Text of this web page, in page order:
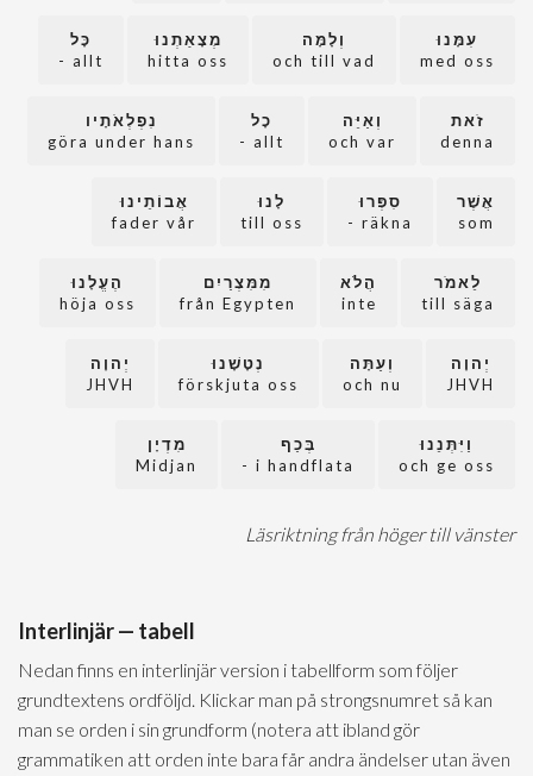
עִמָּנוּ
med oss
וְלָמָּה
och till vad
מְצָאַתְנוּ
hitta oss
כָּל
allt -
זֹאת
denna
וְאַיֵּה
och var
כָל
allt -
נִפְלְאֹתָיו
göra under hans
אֲשֶׁר
som
סִפְּרוּ
räkna -
לָנוּ
till oss
אֲבוֹתֵינוּ
fader vår
לֵאמֹר
till säga
הֲלֹא
inte
מִמִּצְרַיִם
från Egypten
הֶעֱלָנוּ
höja oss
יְהוָה
JHVH
וְעַתָּה
och nu
נְטָשָׁנוּ
förskjuta oss
יְהוָה
JHVH
וַיִּתְּנֵנוּ
och ge oss
בְּכַף
i handflata -
מִדְיָן
Midjan
Läsriktning från höger till vänster
Interlinjär — tabell
Nedan finns en interlinjär version i tabellform som följer
grundtextens ordföljd. Klickar man på strongsnumret så kan
man se orden i sin grundform (notera att ibland gör
grammatiken att orden inte bara får andra ändelser utan även